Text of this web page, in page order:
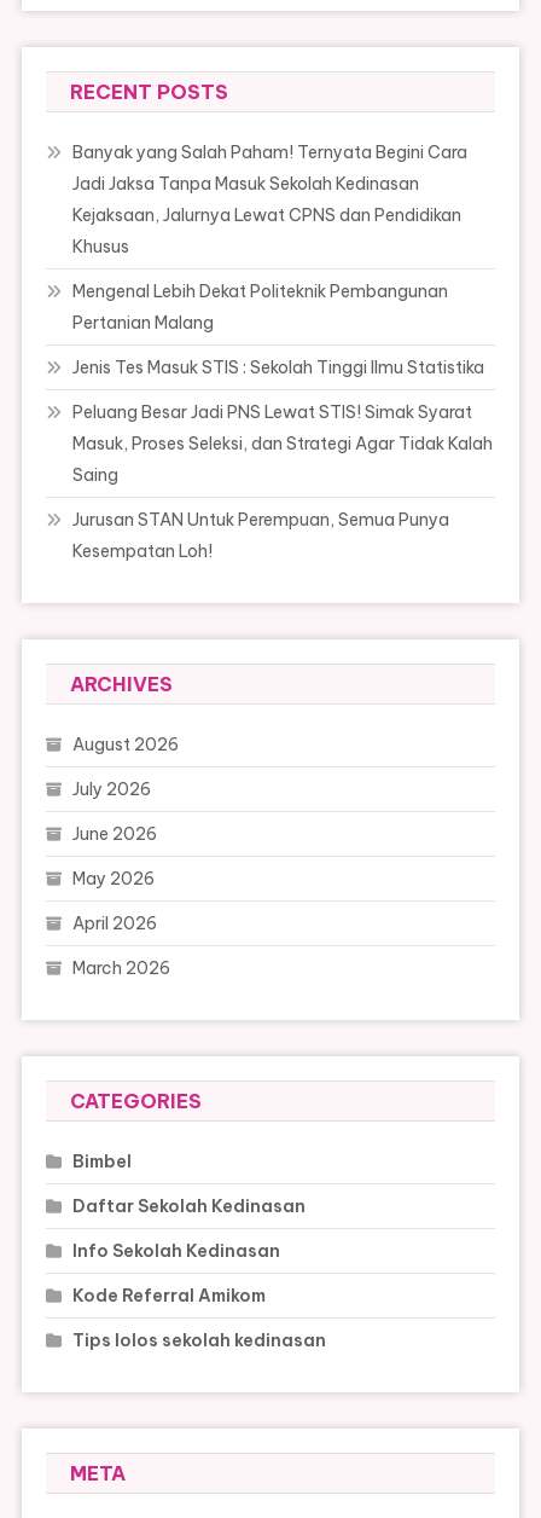
RECENT POSTS
Banyak yang Salah Paham! Ternyata Begini Cara
Jadi Jaksa Tanpa Masuk Sekolah Kedinasan
Kejaksaan, Jalurnya Lewat CPNS dan Pendidikan
Khusus
Mengenal Lebih Dekat Politeknik Pembangunan
Pertanian Malang
Jenis Tes Masuk STIS : Sekolah Tinggi Ilmu Statistika
Peluang Besar Jadi PNS Lewat STIS! Simak Syarat
Masuk, Proses Seleksi, dan Strategi Agar Tidak Kalah
Saing
Jurusan STAN Untuk Perempuan, Semua Punya
Kesempatan Loh!
ARCHIVES
August 2026
July 2026
June 2026
May 2026
April 2026
March 2026
CATEGORIES
Bimbel
Daftar Sekolah Kedinasan
Info Sekolah Kedinasan
Kode Referral Amikom
Tips lolos sekolah kedinasan
META